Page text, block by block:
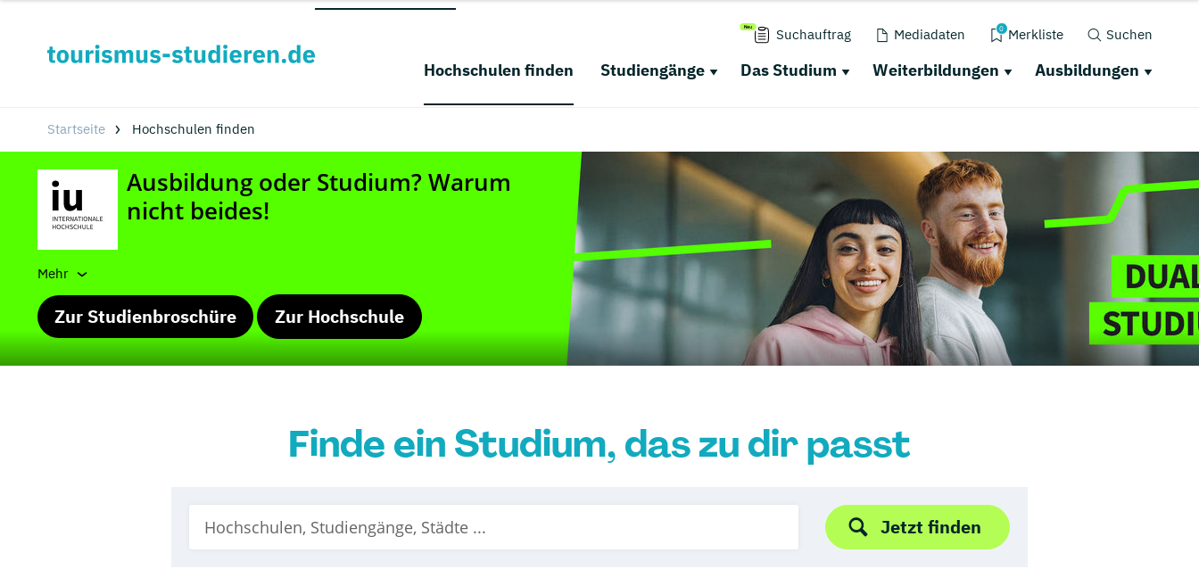
Suchauftrag Mediadaten 0 Merkliste Suchen
Hochschulen finden Studiengänge Das Studium Weiterbildungen Ausbildungen
Startseite Hochschulen finden
Mehr
Zur Studienbroschüre Zur Hochschule
Finde ein Studium, das zu dir passt
Jetzt finden